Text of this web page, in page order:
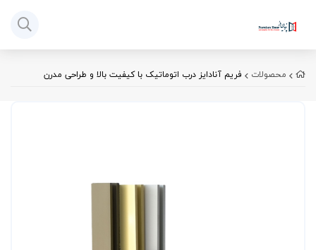
محصولات فریم آنادایز درب اتوماتیک با کیفیت بالا و طراحی مدرن